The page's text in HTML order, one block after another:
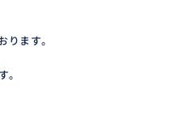
ります。
。